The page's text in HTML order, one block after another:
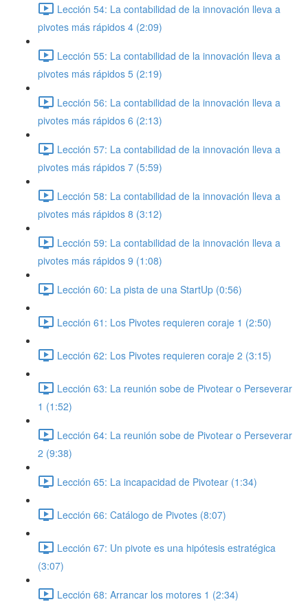
Lección 54: La contabilidad de la innovación lleva a
pivotes más rápidos 4 (2:09)
Lección 55: La contabilidad de la innovación lleva a
pivotes más rápidos 5 (2:19)
Lección 56: La contabilidad de la innovación lleva a
pivotes más rápidos 6 (2:13)
Lección 57: La contabilidad de la innovación lleva a
pivotes más rápidos 7 (5:59)
Lección 58: La contabilidad de la innovación lleva a
pivotes más rápidos 8 (3:12)
Lección 59: La contabilidad de la innovación lleva a
pivotes más rápidos 9 (1:08)
Lección 60: La pista de una StartUp (0:56)
Lección 61: Los Pivotes requieren coraje 1 (2:50)
Lección 62: Los Pivotes requieren coraje 2 (3:15)
Lección 63: La reunión sobe de Pivotear o Perseverar
1 (1:52)
Lección 64: La reunión sobe de Pivotear o Perseverar
2 (9:38)
Lección 65: La incapacidad de Pivotear (1:34)
Lección 66: Catálogo de Pivotes (8:07)
Lección 67: Un pivote es una hipótesis estratégica
(3:07)
Lección 68: Arrancar los motores 1 (2:34)